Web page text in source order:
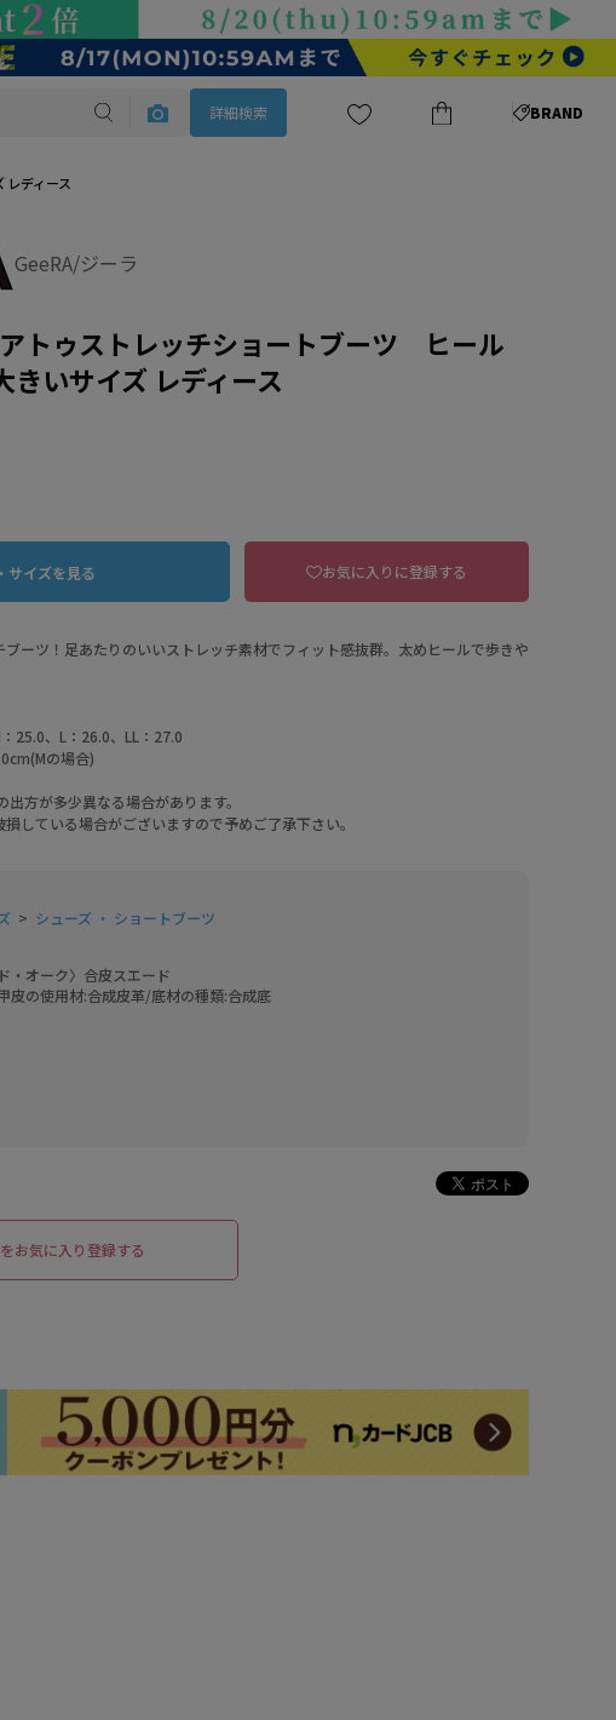
詳細検索 BRAND
ディース
GeeRA/ジーラ
トゥストレッチショートブーツ ヒール
いサイズ レディース
サイズを見る お気に入りに登録する
ーツ！足あたりのいいストレッチ素材でフィット感抜群。太めヒールで歩きや
25.0、L：26.0、LL：27.0
の場合)
方が多少異なる場合があります。
している場合がございますので予めご了承下さい。
シューズ ・ ショートブーツ
・オーク〉合皮スエード
お気に入り登録する